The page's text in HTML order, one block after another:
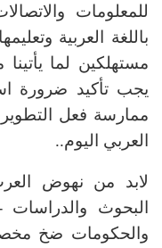
للمعلومات
باللغة العربية
مستهلكين لما
يجب تأكيد ضرورة
ممارسة فعل التطوير
العربي اليوم..
لابد من نهوض
البحوث والدراسات
والحكومات ضخ